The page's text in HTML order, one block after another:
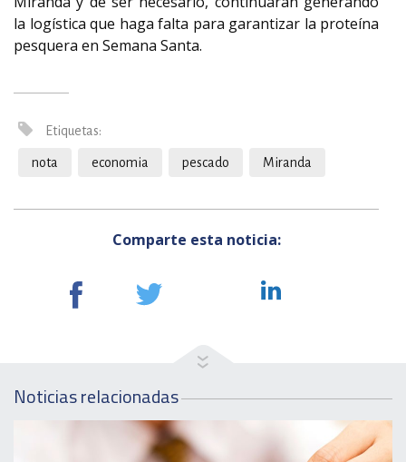
la logística que haga falta para garantizar la proteína
pesquera en Semana Santa.
Etiquetas:
nota economia pescado Miranda
Comparte esta noticia:
Noticias relacionadas